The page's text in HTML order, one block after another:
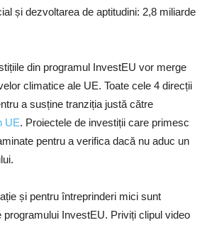
și dezvoltarea de aptitudini: 2,8 miliarde
din programul InvestEU vor merge
climatice ale UE. Toate cele 4 direcții
a susține tranziția justă către
UE. Proiectele de investiții care primesc
pentru a verifica dacă nu aduc un
și pentru întreprinderi mici sunt
programului InvestEU. Priviți clipul video